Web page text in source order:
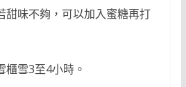
甜味不夠，可以加入蜜糖再打
櫃雪3至4小時。